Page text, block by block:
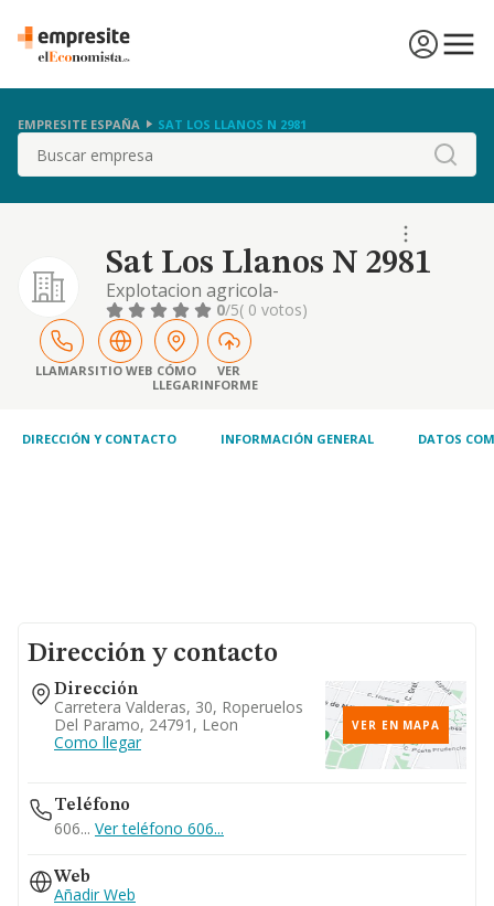
EMPRESITE ESPAÑA SAT LOS LLANOS N 2981
Buscar
Sat Los Llanos N 2981
Explotacion agricola-
0/5( 0 votos)
LLAMARSITIO WEB CÓMO
LLEGAR
VER
INFORME
DIRECCIÓN Y CONTACTO INFORMACIÓN GENERAL DATOS
Dirección y contacto
Dirección
Carretera Valderas, 30, Roperuelos
Del Paramo, 24791, Leon
Como llegar
VER EN MAPA
Teléfono
606... Ver teléfono 606...
Web
Añadir Web